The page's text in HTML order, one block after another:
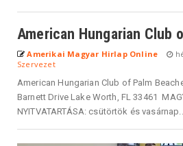
American Hungarian Club
Amerikai Magyar Hirlap Online
Szervezet
American Hungarian Club of Palm
Barnett Drive Lake Worth, FL 33461
NYITVATARTÁSA: csütörtök és vasárnap...